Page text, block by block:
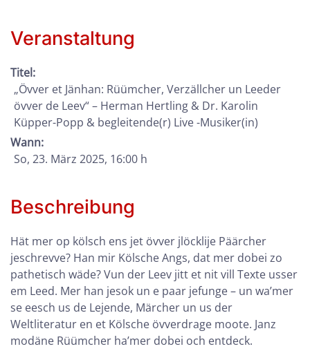
Veranstaltung
Titel:
„Övver et Jänhan: Rüümcher, Verzällcher un Leeder
övver de Leev“ – Herman Hertling & Dr. Karolin
Küpper-Popp & begleitende(r) Live -Musiker(in)
Wann:
So, 23. März 2025, 16:00 h
Beschreibung
Hät mer op kölsch ens jet övver jlöcklije Päärcher
jeschrevve? Han mir Kölsche Angs, dat mer dobei zo
pathetisch wäde? Vun der Leev jitt et nit vill Texte usser
em Leed. Mer han jesok un e paar jefunge – un wa’mer
se eesch us de Lejende, Märcher un us der
Weltliteratur en et Kölsche övverdrage moote. Janz
modäne Rüümcher ha’mer dobei och entdeck.